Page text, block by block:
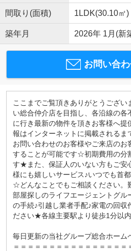
間取り(面積) 1LDK(30.10㎡)
築年月 2026年 1月(新
お問い合
ここまでご覧頂きありがとうござい
い総合仲介店を目指し、各沿線の各
に行き最新の物件を頂きお客様へ提
報はインターネットに掲載されるま
お問い合わせのお客様やご来店のお
することが可能です☆初期費用の分
す★また、保証人のいない方もご安
様にも嬉しいサービス♪いつでも首
☆どんなことでもご相談ください。
部屋探しのライフエージェントグル
の手続♪引越し業者手配♪家電の回収
ださい★各線主要駅より徒歩1分以
毎日更新の当社グループ総合ホーム
＝＝＝＝＝＝＝＝＝＝＝＝＝＝＝＝